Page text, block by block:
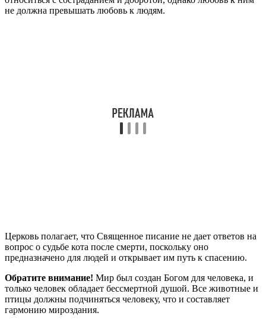
не должна превышать любовь к людям.
Церковь полагает, что Священное писание не дает ответов на
вопрос о судьбе кота после смерти, поскольку оно
предназначено для людей и открывает им путь к спасению.
Обратите внимание! Мир был создан Богом для человека, и
только человек обладает бессмертной душой. Все животные и
птицы должны подчиняться человеку, что и составляет
гармонию мироздания.